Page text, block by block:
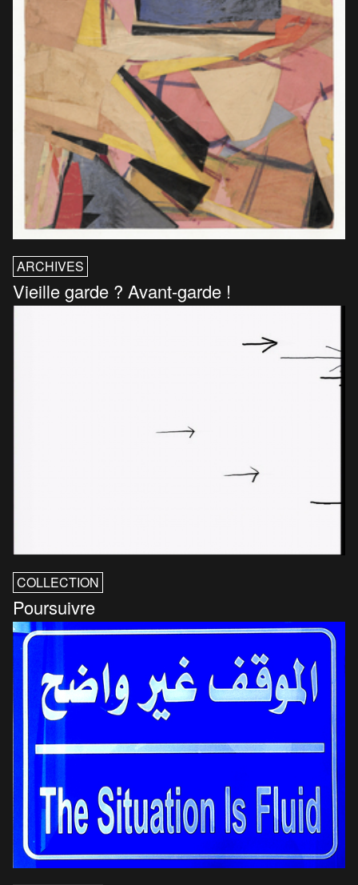
ARCHIVES
Vieille garde ? Avant-garde !
COLLECTION
Poursuivre